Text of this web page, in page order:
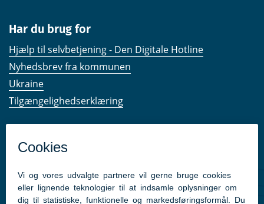
Har du brug for
Hjælp til selvbetjening - Den Digitale Hotline
Nyhedsbrev fra kommunen
Ukraine
Tilgængelighedserklæring
Følg os på Facebook
Pressekontakt